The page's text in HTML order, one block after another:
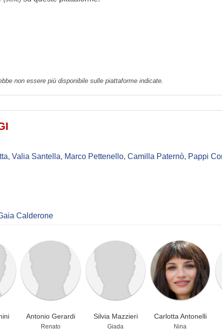
non essere più disponibile sulle piattaforme indicate.
, Valia Santella, Marco Pettenello, Camilla Paternò, Pappi
Calderone
Antonio Gerardi
Renato
Silvia Mazzieri
Giada
Carlotta Antonelli
Nina